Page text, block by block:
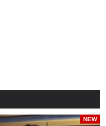
NEW